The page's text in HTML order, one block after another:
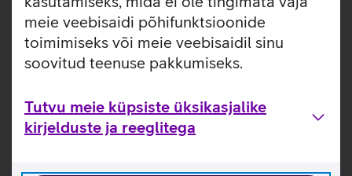
meie veebisaidi põhifunktsioonide
toimimiseks või meie veebisaidil sinu
soovitud teenuse pakkumiseks.
Tutvu meie küpsiste üksikasjalike
kirjelduste ja reeglitega
varustatud USB 3.0 ühendusega ning võimaldab seeläbi
head ülekandekiirust. Kõvakettal on salvestusruumi 2 TB
ning ta on oma mõõtmetelt väike ja seetõttu mugav
andmete salvestamiseks ning endaga kaasas kandmiseks.
Kasulikud lingid
Tutvu Western Digital Elements välise kõvaketta